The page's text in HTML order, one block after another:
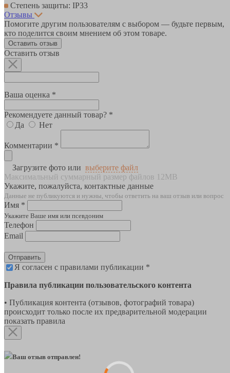
Степень защиты: IP33
Отзывы
Помогите другим пользователям с выбором — будьте первым,
кто поделится своим мнением об этом товаре.
Оставить отзыв
Оставить отзыв
Ваша оценка *
Рекомендуете данный товар? *
Да
Нет
Комментарии *
Загрузите фото или выберите файл
Максимальный суммарный размер файлов 12MB
Укажите, пожалуйста, контактные данные
Данные не публикуются и нужны, чтобы ответить на ваш отзыв или вопрос
Имя *
Укажите Ваше имя или псевдоним
Телефон
Email
Отправить
Я согласен с правилами публикации *
Правила публикации пользовательского контента
• Публикация контента (отзывов, фотографий товара)
происходит только после их предварительной модерации
показать правила
Ваш отзыв отправлен!